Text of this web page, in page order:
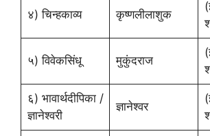
४) चिन्हकाव्य कृष्णलीलाशुक
५) विवेकसिंधू मुकुंदराज
६) भावार्थदीपिका /
ज्ञानेश्वरी
ज्ञानेश्वर